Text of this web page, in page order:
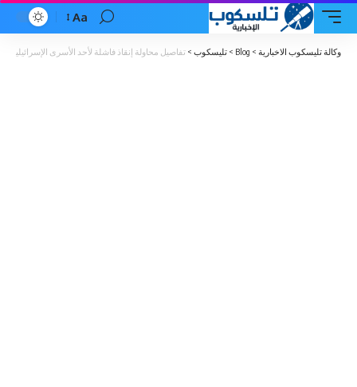
Font
Resizer
Aa
وكالة تليسكوب الاخبارية >
Blog
> تليسكوب > تفاصيل محاولة إنقاذ فاشلة لأحد الأسرى الإسرائيليين